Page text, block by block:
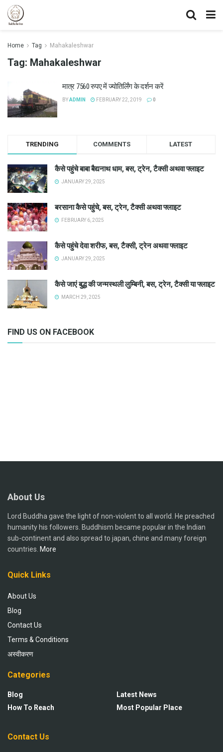
Home Tag Mahakaleshwar
Tag: Mahakaleshwar
मात्र 7560 रुपए में ज्योतिर्लिंग के दर्शन करें
BYADMIN FEBRUARY 22, 2019 0
TRENDING COMMENTS LATEST
कैसे पहुंचे बाबा बैद्यनाथ धाम, बस, ट्रेन, टैक्सी अथवा फ्लाइट
JANUARY 29, 2025
बरसाना कैसे पहुंचे, बस, ट्रेन, टैक्सी अथवा फ्लाइट
FEBRUARY 6, 2025
कैसे पहुंचे देवा शरीफ, बस, टैक्सी, ट्रेन अथवा फ्लाइट
JANUARY 29, 2025
कैसे जाएं बुद्ध की जन्मस्थली लुम्बिनी, बस, ट्रेन, टैक्सी या फ्लाइट
MARCH 29, 2025
FIND US ON FACEBOOK
About Us
Lord Buddha gave the light of non-violent to all world. He preached
humanity his followers. Buddhism became popular in the Indian
sub-continent and also spread to japan, chine and many foreign
countries. More
Quick Links
About Us
Blog
Contact Us
Terms & Conditions
अस्वीकरण
Categories
Blog
How To Reach
Latest News
Most Popular Place
Contact Us